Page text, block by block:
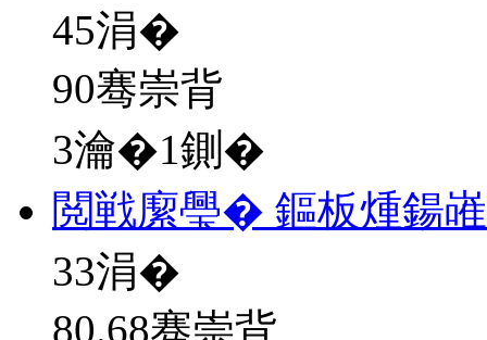
45涓�
90骞崇背
3瀹�1鍘�
閲戦緳璺� 鏂板煄鍚
33涓�
80.68骞崇背